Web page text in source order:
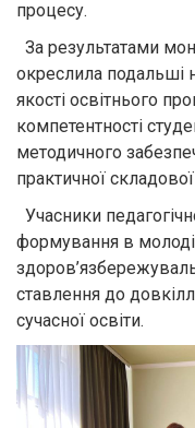
процесу.
За результатами
окреслила подальші
якості освітнього
компетентності
методичного
практичної
Учасники
формування в молоді
ставлення до
сучасної освіти.